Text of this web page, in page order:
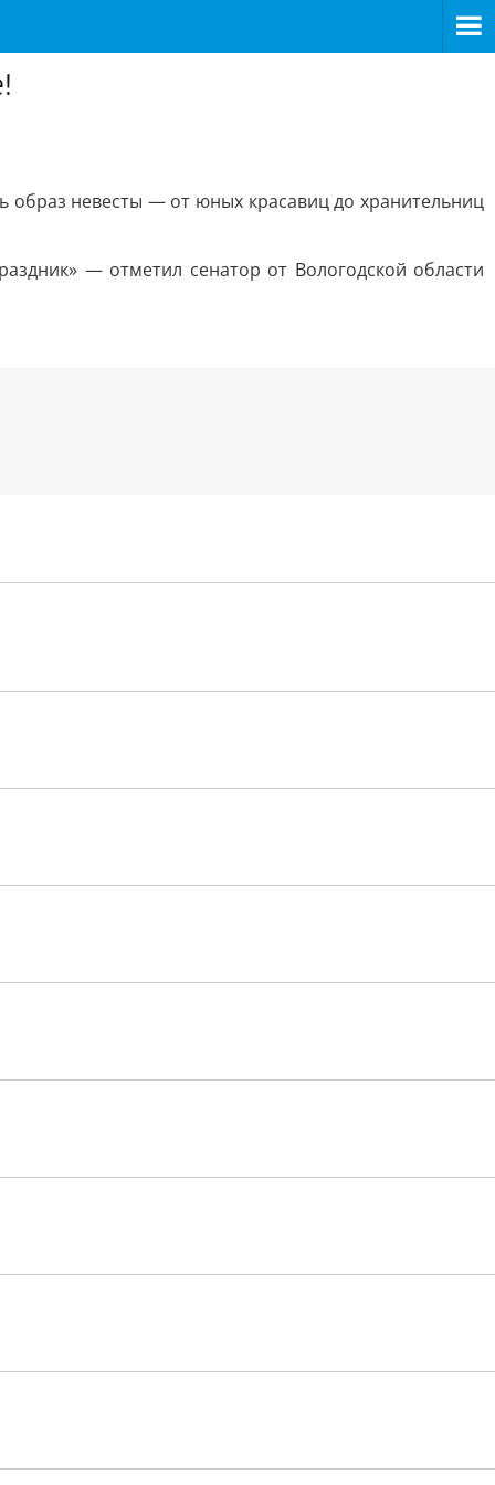
образ невесты — от юных красавиц до хранительниц
— отметил сенатор от Вологодской области